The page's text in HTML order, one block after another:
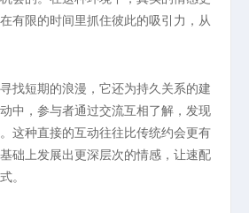
有限的时间里抓住彼此的吸引力，从
找短期的浪漫，它还为持久关系的建
中，参与者通过交流互相了解，发现
这种直接的互动往往比传统约会更有
础上发展出更深层次的情感，让速配
。